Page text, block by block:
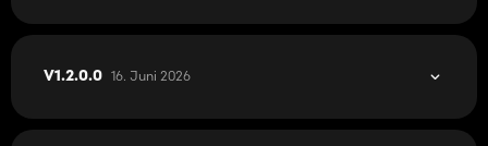
V1.2.0.0 16. Juni 2026